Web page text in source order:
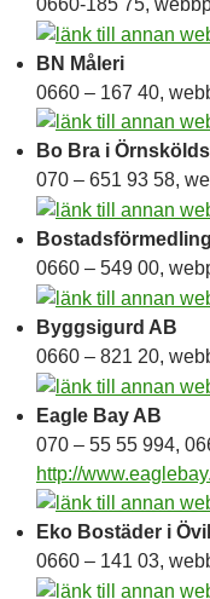
BN Måleri
0660 – 167 40,
Bo Bra i
070 – 651 93 58,
0660 – 549 00,
Byggsigurd AB
0660 – 821 20,
Eagle Bay AB
070 – 55 55 994,
http://
Eko Bostäder i
0660 – 141 03,